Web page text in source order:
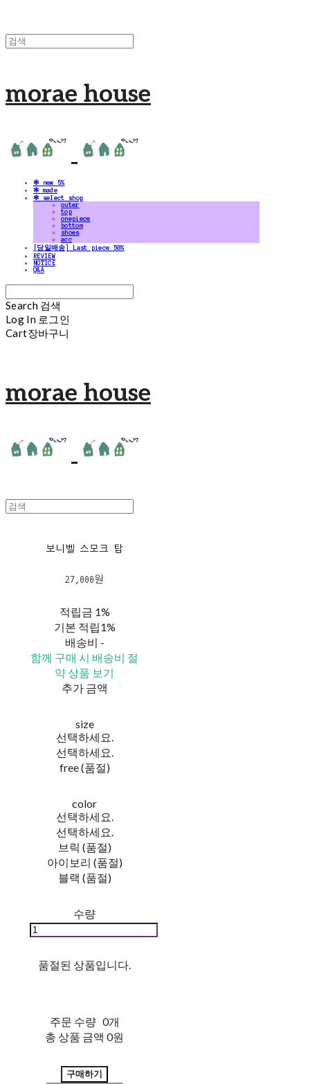
morae house
✻ new 5%
✻ made
✻ select shop
outer
top
onepiece
bottom
shoes
acc
[당일배송] Last piece 50%
REVIEW
NOTICE
Q&A
Search 검색
Log In 로그인
Cart장바구니
morae house
보니벨 스모크 탑
27,000원
적립금 1%
기본 적립1%
배송비 -
함께 구매 시 배송비 절
약 상품 보기
추가 금액
size
선택하세요.
선택하세요.
free (품절)
color
선택하세요.
선택하세요.
브릭 (품절)
아이보리 (품절)
블랙 (품절)
수량
품절된 상품입니다.
주문 수량 0개
총 상품 금액 0원
구매하기